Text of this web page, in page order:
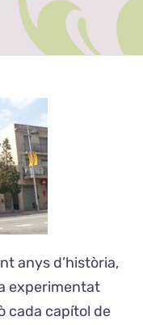
anys d’història,
experimentat
cada capítol de